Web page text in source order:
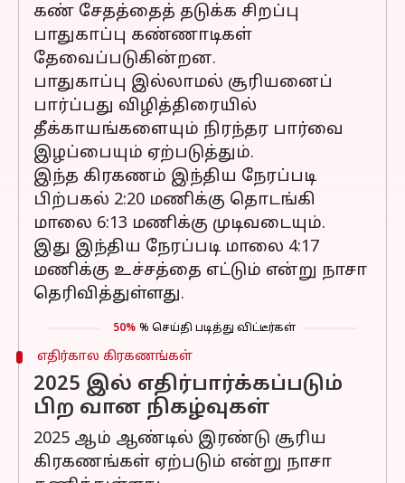
கண் சேதத்தைத் தடுக்க சிறப்பு
பாதுகாப்பு கண்ணாடிகள்
தேவைப்படுகின்றன.
பாதுகாப்பு இல்லாமல் சூரியனைப்
பார்ப்பது விழித்திரையில்
தீக்காயங்களையும் நிரந்தர பார்வை
இழப்பையும் ஏற்படுத்தும்.
இந்த கிரகணம் இந்திய நேரப்படி
பிற்பகல் 2:20 மணிக்கு தொடங்கி
மாலை 6:13 மணிக்கு முடிவடையும்.
இது இந்திய நேரப்படி மாலை 4:17
மணிக்கு உச்சத்தை எட்டும் என்று நாசா
தெரிவித்துள்ளது.
50% % செய்தி படித்து விட்டீர்கள்
எதிர்கால கிரகணங்கள்
2025 இல் எதிர்பார்க்கப்படும்
பிற வான நிகழ்வுகள்
2025 ஆம் ஆண்டில் இரண்டு சூரிய
கிரகணங்கள் ஏற்படும் என்று நாசா